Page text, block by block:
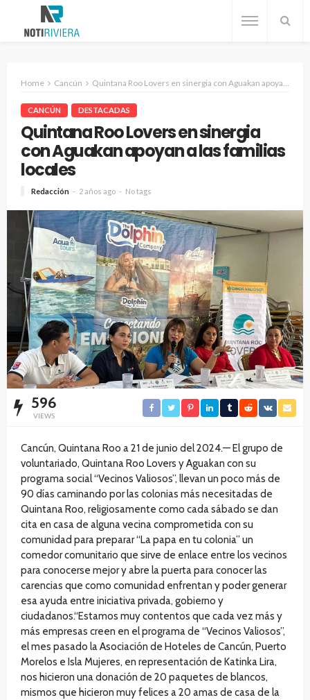
Home Cancún Quintana Roo Lovers en sinergia con Aguakan apoyan a las familias locales
CANCÚN DESTACADAS
Quintana Roo Lovers en sinergia
con Aguakan apoyan a las familias
locales
Redacción 2 años ago No tags
596
VIEWS
Cancún, Quintana Roo a 21 de junio del 2024.— El grupo de
voluntariado, Quintana Roo Lovers y Aguakan con su
programa social “Vecinos Valiosos”, llevan un poco más de
90 días caminando por las colonias más necesitadas de
Quintana Roo, religiosamente como cada sábado se dan
cita en casa de alguna vecina comprometida con su
comunidad para preparar “La papa en tu colonia” un
comedor comunitario que sirve de enlace entre los vecinos
para conocerse mejor y abre la puerta para conocer las
carencias que como comunidad enfrentan y poder generar
esa ayuda entre iniciativa privada, gobierno y
ciudadanos.“Estamos muy contentos que cada vez más y
más empresas creen en el programa de “Vecinos Valiosos”,
el mes pasado la Asociación de Hoteles de Cancún, Puerto
Morelos e Isla Mujeres, en representación de Katinka Lira,
nos hicieron una donación de 20 paquetes de blancos,
mismos que hicieron muy felices a 20 amas de casa de la